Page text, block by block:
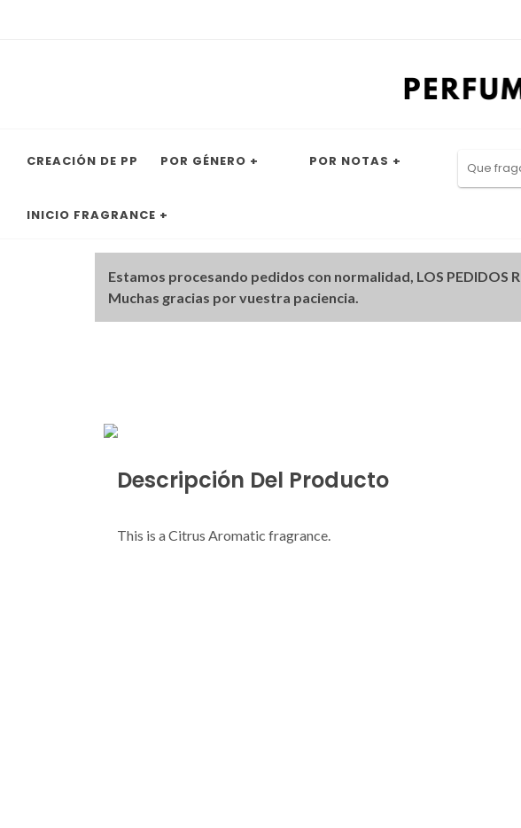
CREACIÓN DE PP POR GÉNERO + POR NOTAS +
INICIO FRAGRANCE +
Estamos procesando pedidos con normalidad, LOS PEDIDOS
Muchas gracias por vuestra paciencia.
Descripción Del Producto
This is a Citrus Aromatic fragrance.